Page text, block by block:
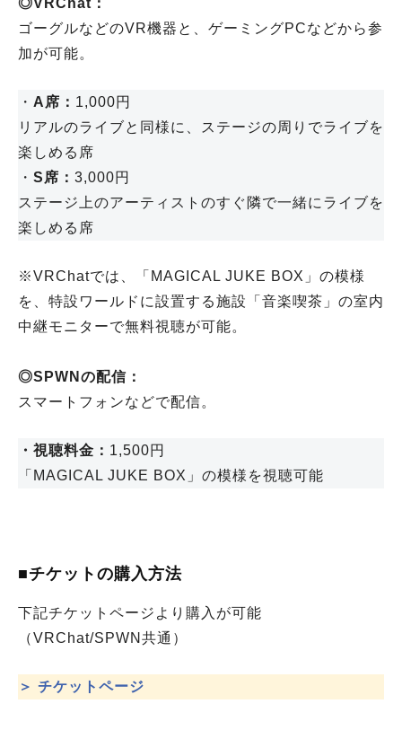
◎VRChat：
ゴーグルなどのVR機器と、ゲーミングPCなどから参
加が可能。
・ A席： 1,000円
リアルのライブと同様に、ステージの周りでライブを
楽しめる席
・ S席： 3,000円
ステージ上のアーティストのすぐ隣で一緒にライブを
楽しめる席
※VRChatでは、「MAGICAL JUKE BOX」の模様
を、特設ワールドに設置する施設「音楽喫茶」の室内
中継モニターで無料視聴が可能。
◎SPWNの配信：
スマートフォンなどで配信。
・視聴料金： 1,500円
「MAGICAL JUKE BOX」の模様を視聴可能
■チケットの購入方法
下記チケットページより購入が可能
（VRChat/SPWN共通）
＞ チケットページ